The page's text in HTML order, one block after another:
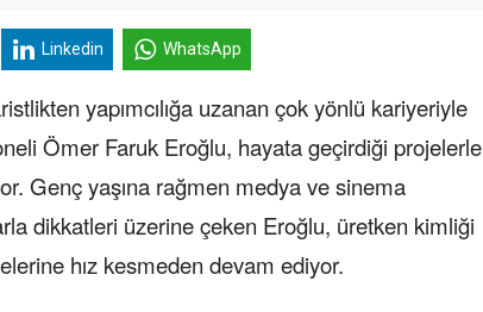
Linkedin WhatsApp
yapımcılığa uzanan çok yönlü kariyeriyle
Ömer Faruk Eroğlu, hayata geçirdiği projelerle
Genç yaşına rağmen medya ve sinema
dikkatleri üzerine çeken Eroğlu, üretken kimliği
hız kesmeden devam ediyor.